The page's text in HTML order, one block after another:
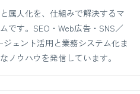
属人化を、仕組みで解決するマ
です。SEO・Web広告・SNS／
ジェント活用と業務システム化ま
ノウハウを発信しています。